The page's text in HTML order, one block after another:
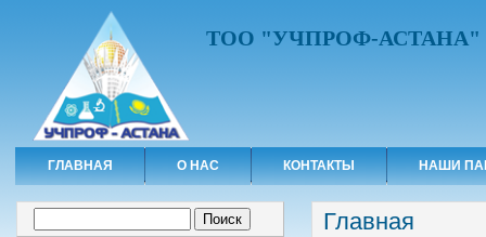
ТОО "УЧПРОФ-АСТАНА"
ГЛАВНАЯ О НАС КОНТАКТЫ НАШИ
Вы здесь
Главная